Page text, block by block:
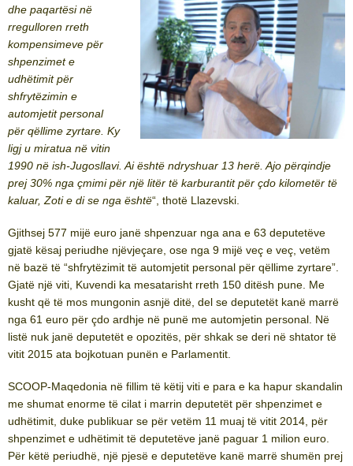
dhe paqartësi në
rregulloren rreth
kompensimeve për
shpenzimet e
udhëtimit për
shfrytëzimin e
automjetit personal
për qëllime zyrtare. Ky
ligj u miratua në vitin
1990 në ish-Jugosllavi. Ai është ndryshuar 13 herë. Ajo përqindje
prej 30% nga çmimi për një litër të karburantit për çdo kilometër të
kaluar, Zoti e di se nga është“, thotë Llazevski.
Gjithsej 577 mijë euro janë shpenzuar nga ana e 63 deputetëve
gjatë kësaj periudhe njëvjeçare, ose nga 9 mijë veç e veç, vetëm
në bazë të “shfrytëzimit të automjetit personal për qëllime zyrtare”.
Gjatë një viti, Kuvendi ka mesatarisht rreth 150 ditësh pune. Me
kusht që të mos mungonin asnjë ditë, del se deputetët kanë marrë
nga 61 euro për çdo ardhje në punë me automjetin personal. Në
listë nuk janë deputetët e opozitës, për shkak se deri në shtator të
vitit 2015 ata bojkotuan punën e Parlamentit.
SCOOP-Maqedonia në fillim të këtij viti e para e ka hapur skandalin
me shumat enorme të cilat i marrin deputetët për shpenzimet e
udhëtimit, duke publikuar se për vetëm 11 muaj të vitit 2014, për
shpenzimet e udhëtimit të deputetëve janë paguar 1 milion euro.
Për këtë periudhë, një pjesë e deputetëve kanë marrë shumën prej